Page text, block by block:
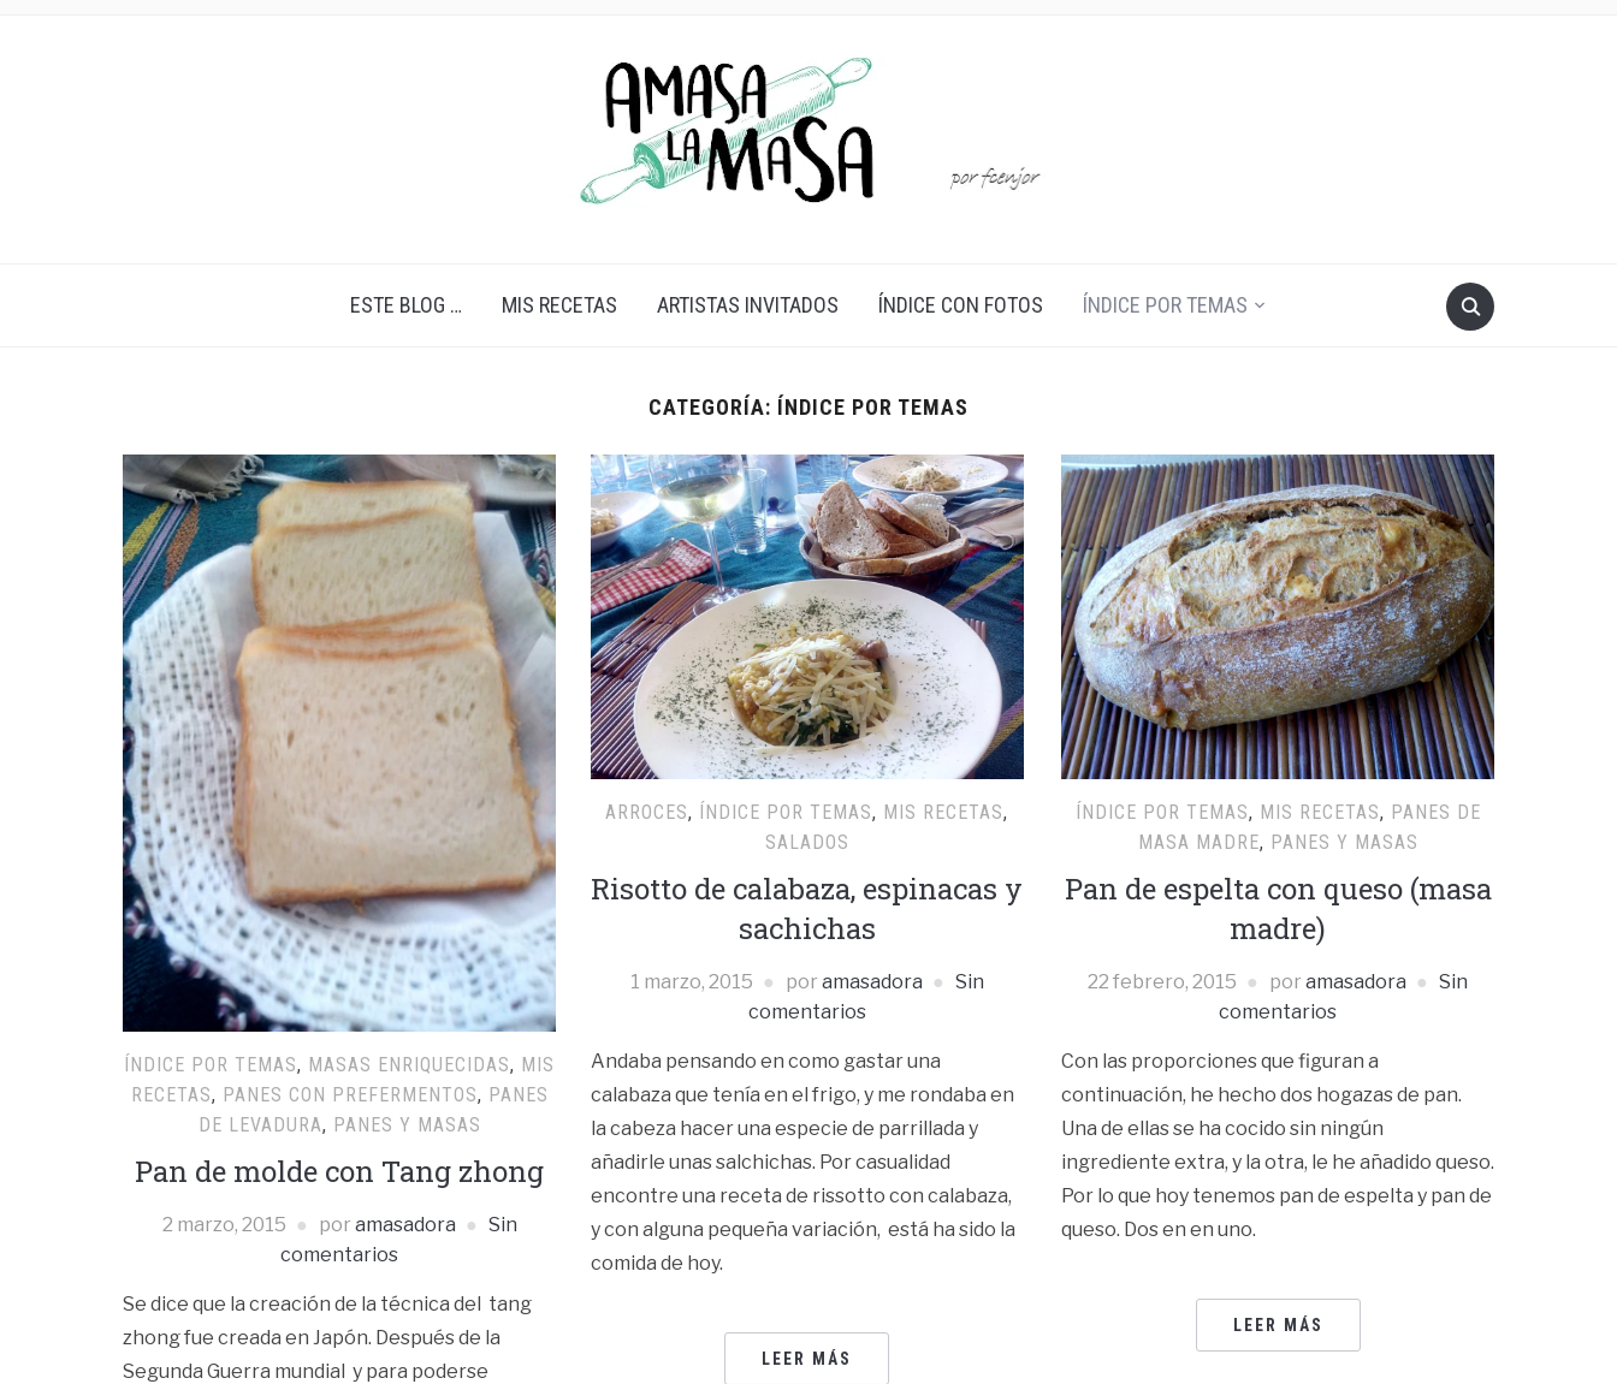
ESTE BLOG … MIS RECETAS ARTISTAS INVITADOS ÍNDICE CON FOTOS ÍNDICE POR TEMAS
CATEGORÍA: ÍNDICE POR TEMAS
ÍNDICE POR TEMAS, MASAS ENRIQUECIDAS, MIS
RECETAS, PANES CON PREFERMENTOS, PANES
DE LEVADURA, PANES Y MASAS
Pan de molde con Tang zhong
2 marzo, 2015 por amasadora
Sin
comentarios
Se dice que la creación de la técnica del tang
zhong fue creada en Japón. Después de la
Segunda Guerra mundial y para poderse
ARROCES, ÍNDICE POR TEMAS, MIS RECETAS,
SALADOS
Risotto de calabaza, espinacas y
sachichas
1 marzo, 2015 por amasadora
Sin
comentarios
Andaba pensando en como gastar una
calabaza que tenía en el frigo, y me rondaba en
la cabeza hacer una especie de parrillada y
añadirle unas salchichas. Por casualidad
encontre una receta de rissotto con calabaza,
y con alguna pequeña variación, está ha sido la
comida de hoy.
LEER MÁS
ÍNDICE POR TEMAS, MIS RECETAS, PANES DE
MASA MADRE, PANES Y MASAS
Pan de espelta con queso (masa
madre)
22 febrero, 2015 por amasadora
Sin
comentarios
Con las proporciones que figuran a
continuación, he hecho dos hogazas de pan.
Una de ellas se ha cocido sin ningún
ingrediente extra, y la otra, le he añadido queso.
Por lo que hoy tenemos pan de espelta y pan de
queso. Dos en en uno.
LEER MÁS